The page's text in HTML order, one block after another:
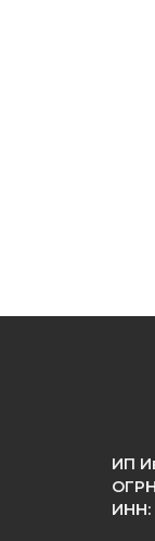
ИП
ИНН: